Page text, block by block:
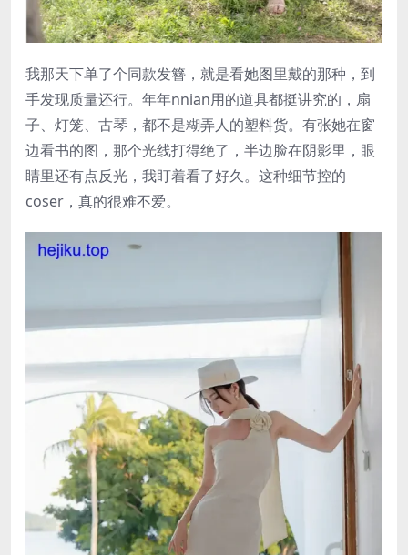
我那天下单了个同款发簪，就是看她图里戴的那种，到
手发现质量还行。年年nnian用的道具都挺讲究的，扇
子、灯笼、古琴，都不是糊弄人的塑料货。有张她在窗
边看书的图，那个光线打得绝了，半边脸在阴影里，眼
睛里还有点反光，我盯着看了好久。这种细节控的
coser，真的很难不爱。